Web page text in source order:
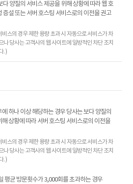
다 양질의 서비스 제공을 위해 상황에 따라 웹 호
증설 또는 서버 호스팅 서비스로의 이전을 권고
비스의 경우 제한 용량 초과 시 자동으로 서비스가 차
나 당사는 고객사의 웹 사이트에 일방적인 차단 조치
. )
하나 이상 해당하는 경우 당사는 보다 양질의
해 상황에 따라 서버 호스팅 서비스로의 이전을
비스의 경우 제한 용량 초과 시 자동으로 서비스가 차
나 당사는 고객사의 웹 사이트에 일방적인 차단 조치
. )
평균 방문횟수가 3,000회를 초과하는 경우